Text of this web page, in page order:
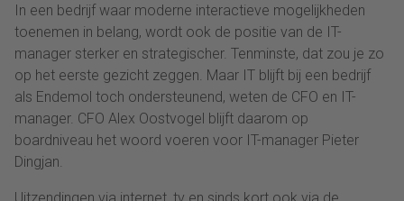
In een bedrijf waar moderne interactieve mogelijkheden
toenemen in belang, wordt ook de positie van de IT-
manager sterker en strategischer. Tenminste, dat zou je zo
op het eerste gezicht zeggen. Maar IT blijft bij een bedrijf
als Endemol toch ondersteunend, weten de CFO en IT-
manager. CFO Alex Oostvogel blijft daarom op
boardniveau het woord voeren voor IT-manager Pieter
Dingjan.
Uitzendingen via internet, tv en sinds kort ook via de